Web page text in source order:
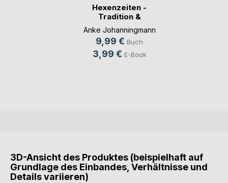
Hexenzeiten -
Tradition &
Hexenkult
Anke Johanningmann
9,99 € Buch
3,99 € E-Book
3D-Ansicht des Produktes (beispielhaft auf
Grundlage des Einbandes, Verhältnisse und
Details variieren)